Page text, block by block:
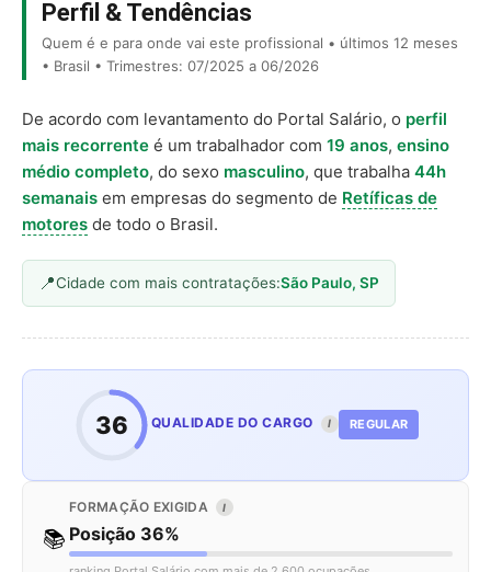
Perfil & Tendências
Quem é e para onde vai este profissional • últimos 12 meses
• Brasil • Trimestres: 07/2025 a 06/2026
De acordo com levantamento do Portal Salário, o perfil
mais recorrente é um trabalhador com 19 anos, ensino
médio completo, do sexo masculino, que trabalha 44h
semanais em empresas do segmento de Retíficas de
motores de todo o Brasil.
Cidade com mais contratações:São Paulo, SP
36 QUALIDADE DO CARGO I REGULAR
📚
FORMAÇÃO EXIGIDA I
Posição 36%